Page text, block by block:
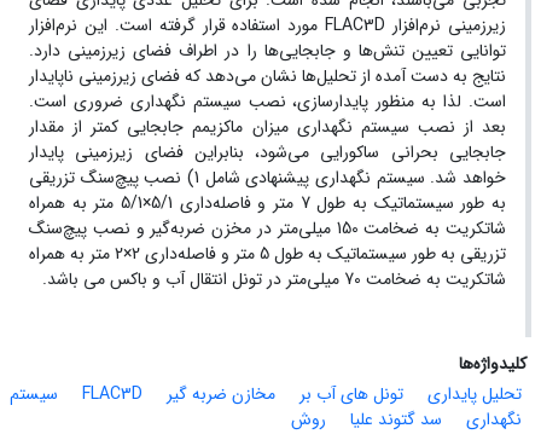
زیرزمینی نرم‌افزار FLAC3D مورد استفاده قرار گرفته است. این نرم‌افزار
توانایی تعیین تنش‌ها و جابجایی‌ها را در اطراف فضای زیرزمینی دارد.
نتایج به دست آمده از تحلیل‌ها نشان می‌دهد که فضای زیرزمینی ناپایدار
است. لذا به منظور پایدارسازی، نصب سیستم نگهداری ضروری است.
بعد از نصب سیستم نگهداری میزان ماکزیمم جابجایی کمتر از مقدار
جابجایی بحرانی ساکورایی می‌شود، بنابراین فضای زیرزمینی پایدار
خواهد شد. سیستم نگهداری پیشنهادی شامل 1) نصب پیچ‌سنگ تزریقی
به طور سیستماتیک به طول 7 متر و فاصله‌داری 5/1×5/1 متر به همراه
شاتکریت به ضخامت 150 میلی‌متر در مخزن ضربه‌گیر و نصب پیچ‌سنگ
تزریقی به طور سیستماتیک به طول 5 متر و فاصله‌داری 2×2 متر به همراه
شاتکریت به ضخامت 70 میلی‌متر در تونل انتقال آب و باکس می باشد.
کلیدواژه‌ها
تحلیل پایداری
تونل های آب بر مخازن ضربه گیر FLAC3D
سیستم
نگهداری
سد گتوند علیا
روش